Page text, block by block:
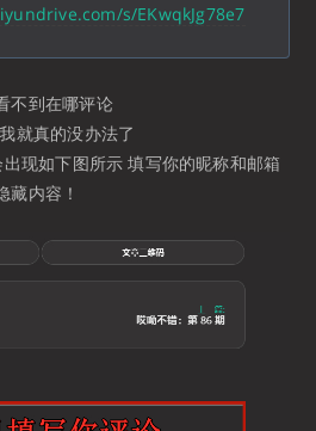
s/EKwqkJg78e7
不到在哪评论
就真的没办法了
现如下图所示 填写你的昵称和邮箱
藏内容！